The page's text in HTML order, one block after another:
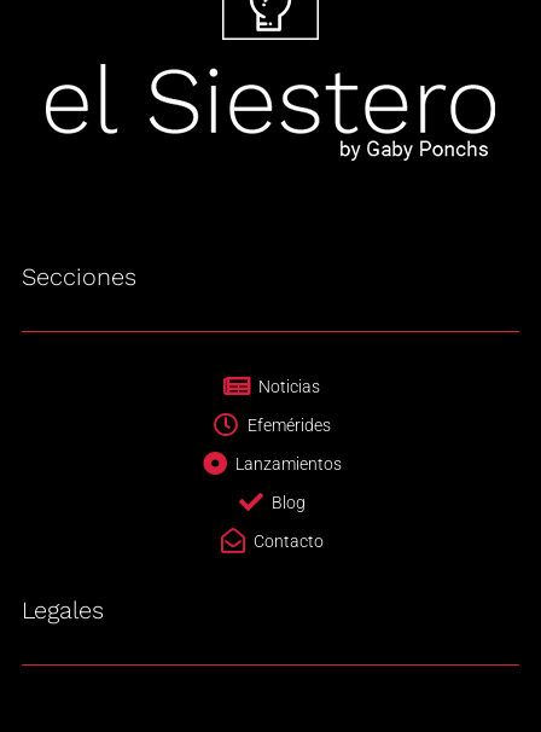
Secciones
Noticias
Efemérides
Lanzamientos
Blog
Contacto
Legales